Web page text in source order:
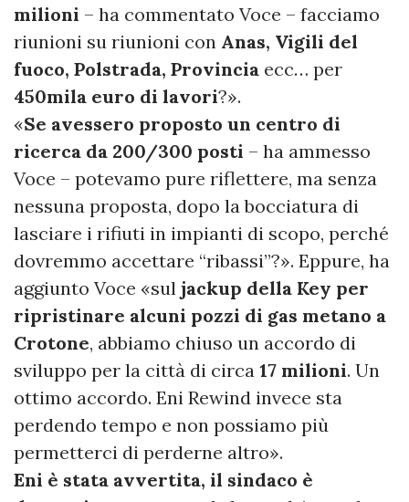
milioni – ha commentato Voce – facciamo
riunioni su riunioni con Anas, Vigili del
fuoco, Polstrada, Provincia ecc… per
450mila euro di lavori?».
«Se avessero proposto un centro di
ricerca da 200/300 posti – ha ammesso
Voce – potevamo pure riflettere, ma senza
nessuna proposta, dopo la bocciatura di
lasciare i rifiuti in impianti di scopo, perché
dovremmo accettare “ribassi”?». Eppure, ha
aggiunto Voce «sul jackup della Key per
ripristinare alcuni pozzi di gas metano a
Crotone, abbiamo chiuso un accordo di
sviluppo per la città di circa 17 milioni. Un
ottimo accordo. Eni Rewind invece sta
perdendo tempo e non possiamo più
permetterci di perderne altro».
Eni è stata avvertita, il sindaco è